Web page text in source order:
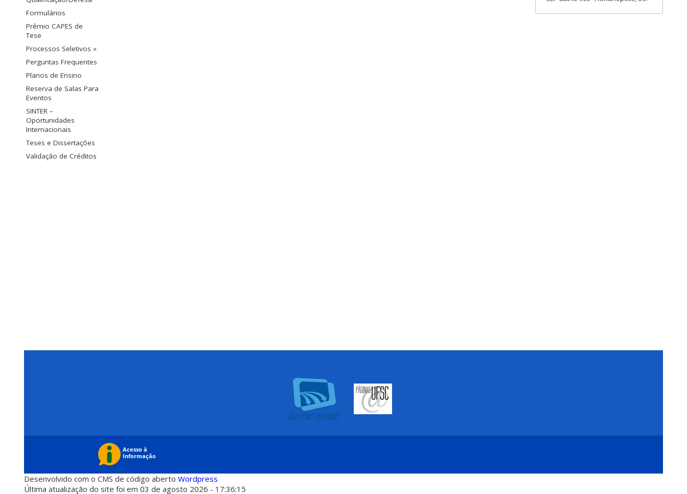
Formulários
Prêmio CAPES de
Tese
Processos Seletivos »
Perguntas Frequentes
Planos de Ensino
Reserva de Salas Para
Eventos
SINTER –
Oportunidades
Internacionais
Teses e Dissertações
Validação de Créditos
Desenvolvido com o CMS de código aberto Wordpress
Última atualização do site foi em 03 de agosto 2026 - 17:36:15